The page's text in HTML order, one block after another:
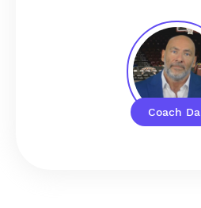
Coach